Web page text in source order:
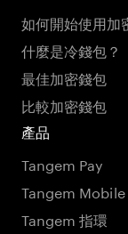
如何開始使用加
什麼是冷錢包？
最佳加密錢包
比較加密錢包
產品
Tangem Pay
Tangem Mobile
Tangem 指環